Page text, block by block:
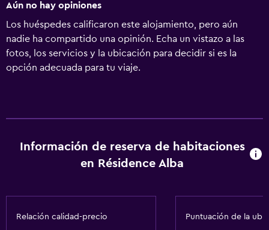
Aún no hay opiniones
Los huéspedes calificaron este alojamiento, pero aún
nadie ha compartido una opinión. Echa un vistazo a las
fotos, los servicios y la ubicación para decidir si es la
opción adecuada para tu viaje.
Información de reserva de habitaciones
en Résidence Alba
Relación calidad-precio Puntuación de la